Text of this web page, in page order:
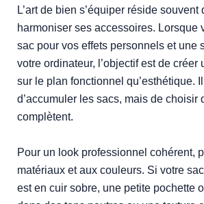
L’art de bien s’équiper réside
harmoniser ses accessoires. Lorsque
sac pour vos effets personnels et une
votre ordinateur, l’objectif est de créer
sur le plan fonctionnel qu’esthétique.
d’accumuler les sacs, mais de choisir
complètent.
Pour un look professionnel cohérent,
matériaux et aux couleurs. Si votre
est en cuir sobre, une petite pochette